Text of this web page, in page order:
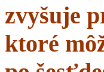
zvyšuje
ktoré